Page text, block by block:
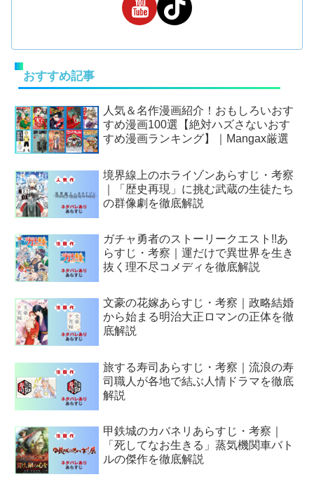
おすすめ記事
人気＆名作漫画紹介！おもしろいおす
すめ漫画100選【絶対ハズさないおす
すめ漫画ランキング】｜Mangax厳選
境界線上のホライゾンあらすじ・考察
｜「歴史再現」に挑む武蔵の生徒たち
の群像劇を徹底解説
ガチャ勇者のストーリークエスト!!あ
らすじ・考察｜運だけで異世界を生き
抜く理不尽コメディを徹底解説
文豪の花嫁あらすじ・考察｜政略結婚
から始まる明治大正ロマンの正体を徹
底解説
旅する寿司あらすじ・考察｜流浪の寿
司職人が各地で結ぶ人情ドラマを徹底
解説
甲鉄城のカバネリあらすじ・考察｜
「死してなお生きる」蒸気機関車バト
ルの傑作を徹底解説